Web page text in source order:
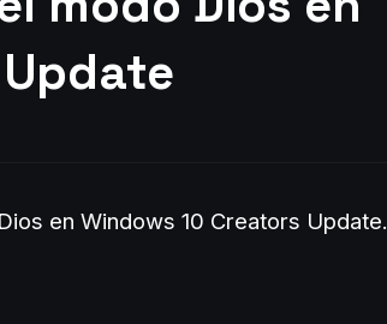
en Windows 10 Creators Update.